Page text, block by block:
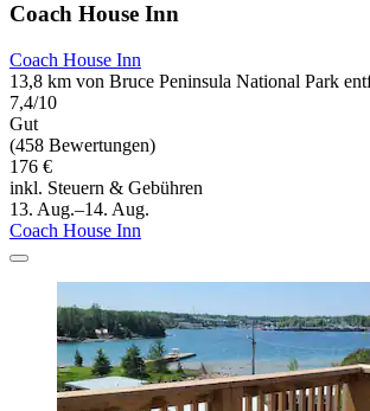
Coach House Inn
Coach House Inn
13,8 km von Bruce Peninsula National Park
7,4/10
Gut
(458 Bewertungen)
176 €
inkl. Steuern & Gebühren
13. Aug.–14. Aug.
Coach House Inn